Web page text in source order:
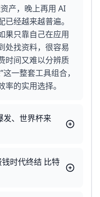
产，晚上再用 AI
经越来越普遍。
果只靠自己在应用
处找资料，很容易
时间又难以分辨质
一整套工具组合，
的实用选择。
发、世界杯来
时代终结 比特